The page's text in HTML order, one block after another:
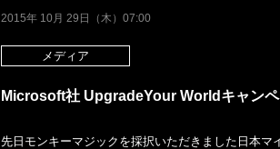
2015年 10月 29日（木）07:00
メディア
Microsoft社 UpgradeYour Worldキャン
先日モンキーマジックを採択いただきました日本